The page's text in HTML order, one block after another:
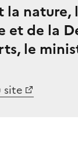
nature,
et de la
le
site